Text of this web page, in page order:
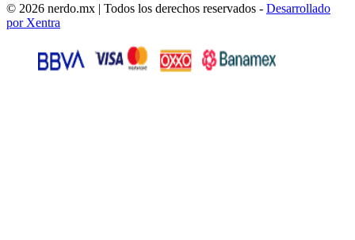
© 2026 nerdo.mx | Todos los derechos reservados - Desarrollado
por Xentra